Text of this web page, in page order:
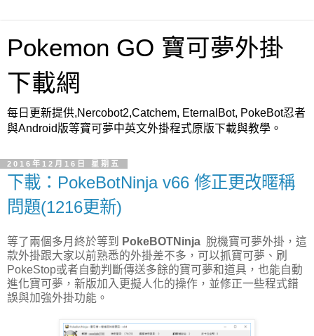
Pokemon GO 寶可夢外掛
下載網
每日更新提供,Nercobot2,Catchem, EternalBot, PokeBot忍者
與Android版等寶可夢中英文外掛程式原版下載與教學。
2016年12月16日 星期五
下載：PokeBotNinja v66 修正更改暱稱
問題(1216更新)
等了兩個多月終於等到 PokeBOTNinja 脫機寶可夢外掛，這
款外掛跟大家以前熟悉的外掛差不多，可以抓寶可夢、刷
PokeStop或者自動判斷傳送多餘的寶可夢和道具，也能自動
進化寶可夢，新版加入更擬人化的操作，並修正一些程式錯
誤與加強外掛功能。